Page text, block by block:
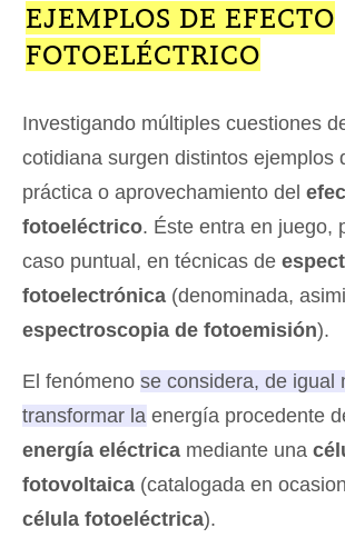
EJEMPLOS DE EFECTO
FOTOELÉCTRICO
Investigando múltiples cuestiones
cotidiana surgen distintos ejemplos
práctica o aprovechamiento del
fotoeléctrico. Éste entra en juego,
caso puntual, en técnicas de
fotoelectrónica (denominada,
espectroscopia de fotoemisión).
El fenómeno se considera, de igual
transformar la energía procedente
energía eléctrica mediante una
fotovoltaica (catalogada en
célula fotoeléctrica).